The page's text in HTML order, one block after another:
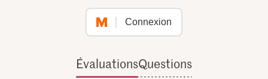
Connexion
ÉvaluationsQuestions